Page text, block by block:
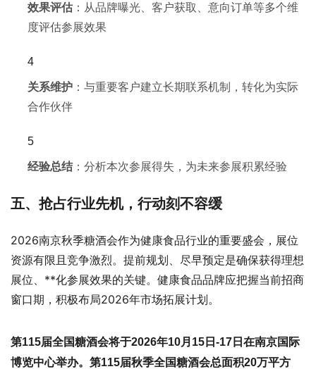
效果评估：从品牌曝光、客户获取、意向订单等多个维
度评估参展效果
关系维护 ：与重要客户建立长期联系机制，转化为实际
合作伙伴
经验总结：分析本次参展得失，为未来参展积累经验
五、抢占行业先机，行动刻不容缓
2026南京秋季糖酒会作为健康食品行业的重要盛会，展位
资源有限且竞争激烈。提前规划、尽早预定是确保获得理想
展位、**化参展效果的关键。健康食品品牌应把握当前招商
窗口期，积极布局2026年市场拓展计划。
第115届全国糖酒会将于2026年10月15日-17日在南京国际
博览中心举办。第115届秋季全国糖酒会总面积20万平方